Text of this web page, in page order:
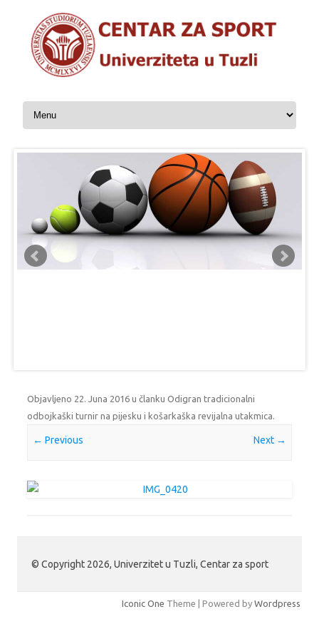
Skip to content
Objavljeno 22. Juna 2016 u članku Odigran tradicionalni
odbojkaški turnir na pijesku i košarkaška revijalna utakmica
← Previous Next →
© Copyright 2026, Univerzitet u Tuzli, Centar za sport
Iconic One Theme | Powered by Wordpress